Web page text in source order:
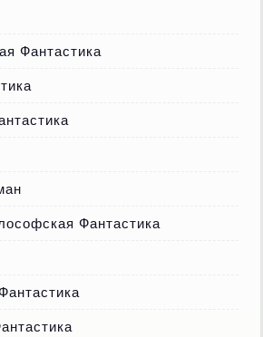
Фантастика
Фантастика